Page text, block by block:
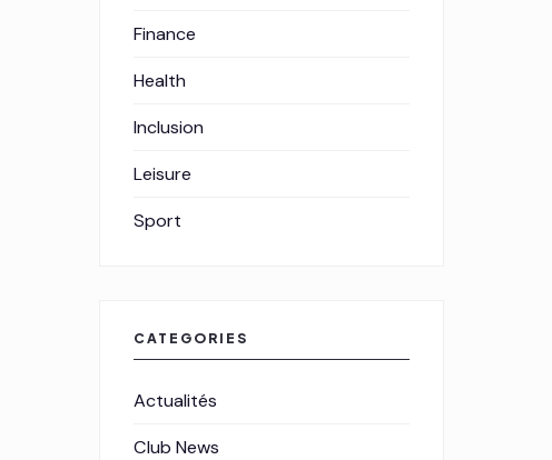
Finance
Health
Inclusion
Leisure
Sport
CATEGORIES
Actualités
Club News